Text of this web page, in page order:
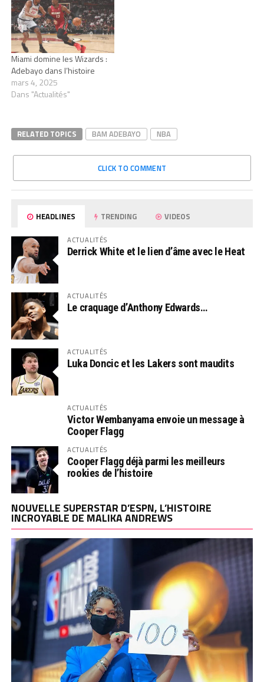
Miami domine les Wizards :
Adebayo dans l’histoire
mars 4, 2025
Dans "Actualités"
RELATED TOPICS BAM ADEBAYO NBA
CLICK TO COMMENT
HEADLINES TRENDING VIDEOS
ACTUALITÉS
Derrick White et le lien d’âme avec le Heat
ACTUALITÉS
Le craquage d’Anthony Edwards…
ACTUALITÉS
Luka Doncic et les Lakers sont maudits
ACTUALITÉS
Victor Wembanyama envoie un message à
Cooper Flagg
ACTUALITÉS
Cooper Flagg déjà parmi les meilleurs
rookies de l’histoire
NOUVELLE SUPERSTAR D’ESPN, L’HISTOIRE
INCROYABLE DE MALIKA ANDREWS